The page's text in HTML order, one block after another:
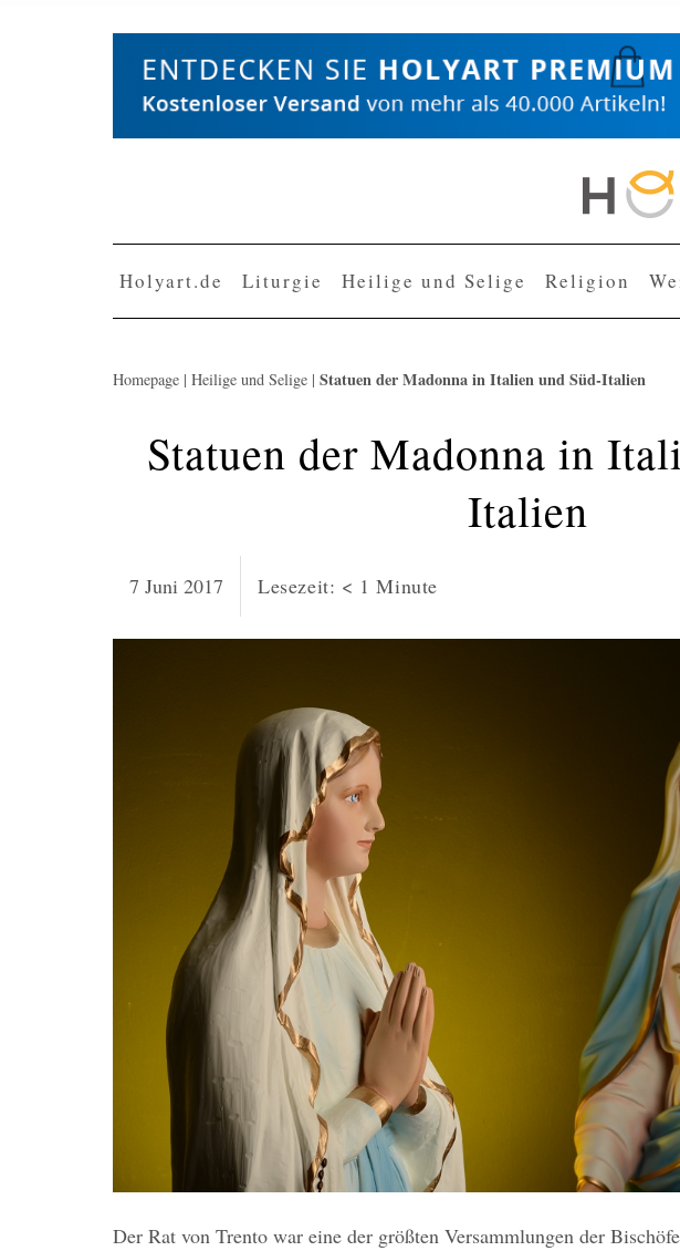
Holyart.de Liturgie Heilige und Selige Religion
Homepage | Heilige und Selige | Statuen der Madonna in Italien und Süd-Italien
Statuen der Madonna in
Italien
7 Juni 2017 Lesezeit: < 1 Minute
Der Rat von Trento war eine der größten Versammlungen der